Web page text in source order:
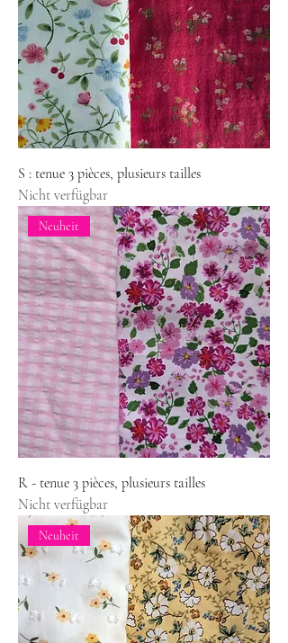
S : tenue 3 pièces, plusieurs tailles
Nicht verfügbar
Neuheit
R - tenue 3 pièces, plusieurs tailles
Nicht verfügbar
Neuheit